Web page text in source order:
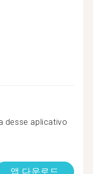
desse aplicativo
앱 다운로드